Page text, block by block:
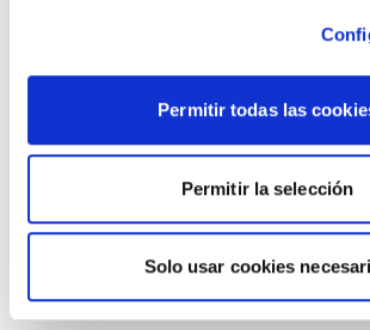
Permitir todas las
Permitir la selección
Solo usar cookies